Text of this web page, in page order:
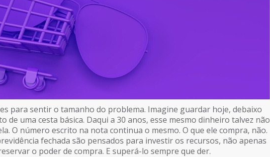
para sentir o tamanho do problema. Imagine guardar hoje, debaixo
de uma cesta básica. Daqui a 30 anos, esse mesmo dinheiro talvez não
O número escrito na nota continua o mesmo. O que ele compra, não.
fechada são pensados para investir os recursos, não apenas
o poder de compra. E superá-lo sempre que der.